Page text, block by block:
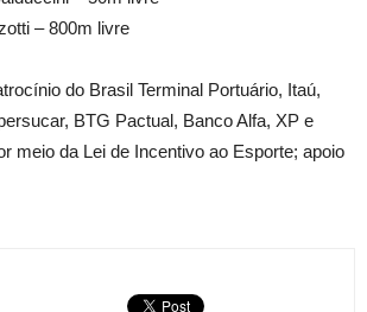
– 800m livre
do Brasil Terminal Portuário, Itaú,
BTG Pactual, Banco Alfa, XP e
meio da Lei de Incentivo ao Esporte; apoio